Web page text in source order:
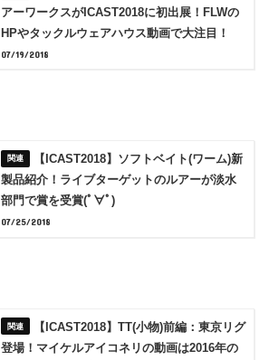
アーワークスがICAST2018に初出展！FLWの
HPやタックルウェアハウス動画で大注目！
07/19/2018
【ICAST2018】ソフトベイト(ワーム)新
製品紹介！ライブターゲットのルアーが淡水
部門で賞を受賞(ﾟ∀ﾟ)
07/25/2018
【ICAST2018】TT(小物)前編：東京リグ
登場！マイケルアイコネリの動画は2016年の